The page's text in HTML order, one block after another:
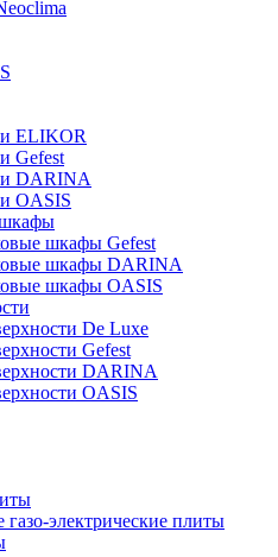
ELIKOR
Gefest
DARINA
OASIS
шкафы
шкафы Gefest
шкафы DARINA
шкафы OASIS
De Luxe
Gefest
DARINA
OASIS
электрические плиты